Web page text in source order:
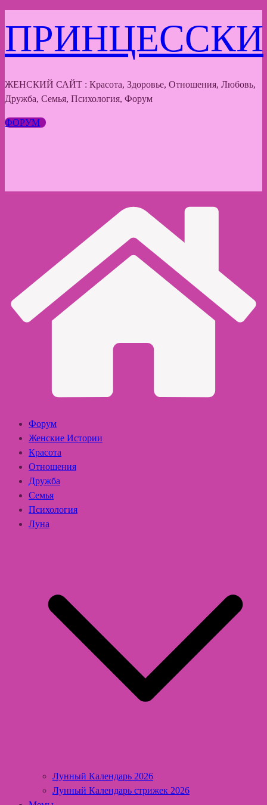
к
содержимому
ПРИНЦЕССКИ
ЖЕНСКИЙ САЙТ : Красота, Здоровье, Отношения, Любовь,
Дружба, Семья, Психология, Форум
ФОРУМ
Форум
Женские Истории
Красота
Отношения
Дружба
Семья
Психология
Луна
Лунный Календарь 2026
Лунный Календарь стрижек 2026